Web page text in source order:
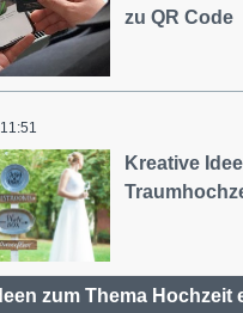
zu QR Code
Kreative
zum Thema Hochzeit